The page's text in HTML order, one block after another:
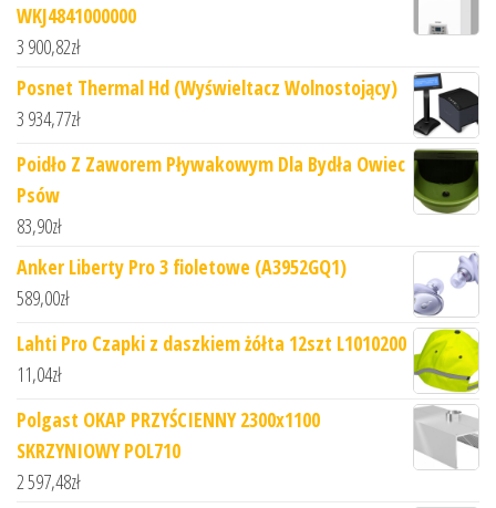
WKJ4841000000
3 900,82zł
Posnet Thermal Hd (Wyświeltacz Wolnostojący)
3 934,77zł
Poidło Z Zaworem Pływakowym Dla Bydła Owiec
Psów
83,90zł
Anker Liberty Pro 3 fioletowe (A3952GQ1)
589,00zł
Lahti Pro Czapki z daszkiem żółta 12szt L1010200
11,04zł
Polgast OKAP PRZYŚCIENNY 2300x1100
SKRZYNIOWY POL710
2 597,48zł